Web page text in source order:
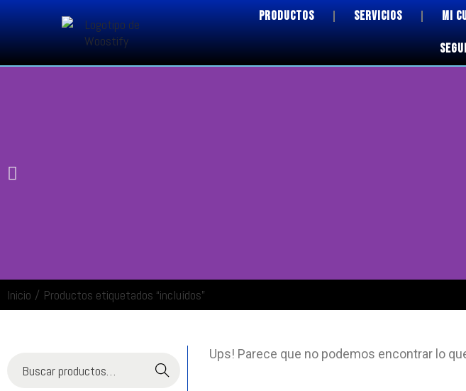
PRODUCTOS SERVICIOS MI
ENTRAR
Inicio / Productos etiquetados “incluídos”
Buscar
Ups! Parece que no podemos encontrar lo